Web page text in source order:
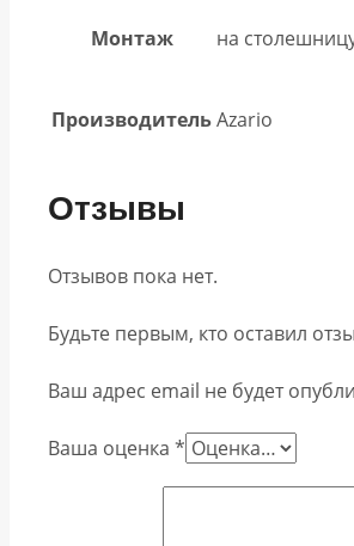
Монтаж на
ПроизводительAzario
Отзывы
Отзывов пока нет.
Будьте первым, кто оставил
Ваш адрес email не будет
Ваша оценка *